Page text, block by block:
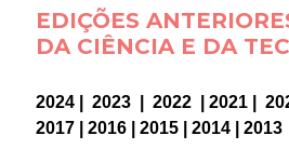
EDIÇÕES
DA CIÊNCIA E DA
2024| 2023 2022 2021
2017
2016 2015 2014 2013